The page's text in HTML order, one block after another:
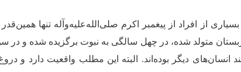
از افراد از پیغمبر اکرم صلی‌الله‌علیه‌وآله تنها
دیگر بوده‌اند. البته این مطلب واقعیت دارد و